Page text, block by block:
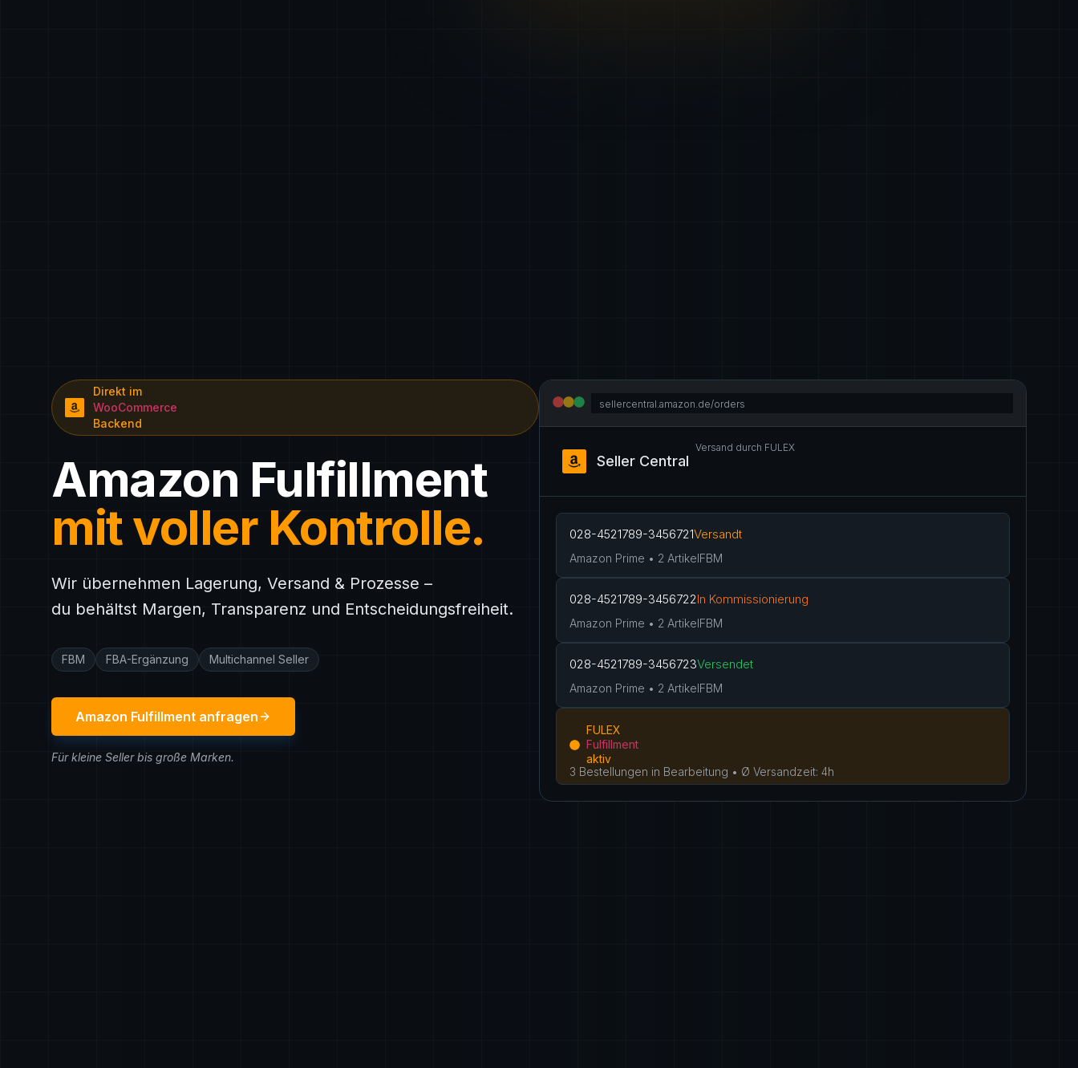
Direkt im
WooCommerce
Backend
Amazon Fulfillment
mit voller Kontrolle.
Wir übernehmen Lagerung, Versand & Prozesse –
du behältst Margen, Transparenz und Entscheidungsfreiheit.
FBM FBA-Ergänzung Multichannel Seller
Amazon Fulfillment anfragen
Für kleine Seller bis große Marken.
sellercentral.amazon.de/orders
Seller Central
Versand durch FULEX
028-4521789-3456721Versandt
Amazon Prime • 2 ArtikelFBM
028-4521789-3456722In Kommissionierung
Amazon Prime • 2 ArtikelFBM
028-4521789-3456723Versendet
Amazon Prime • 2 ArtikelFBM
FULEX
Fulfillment
aktiv
3 Bestellungen in Bearbeitung • Ø Versandzeit: 4h